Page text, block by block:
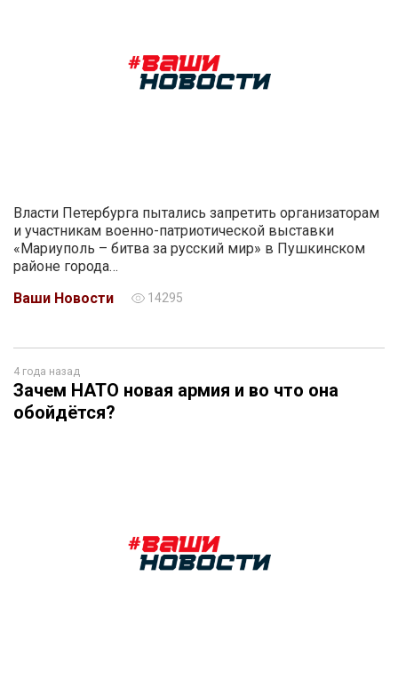
Власти Петербурга пытались запретить организаторам
и участникам военно-патриотической выставки
«Мариуполь – битва за русский мир» в Пушкинском
районе города…
Ваши Новости
14295
4 года назад
Зачем НАТО новая армия и во что она
обойдётся?